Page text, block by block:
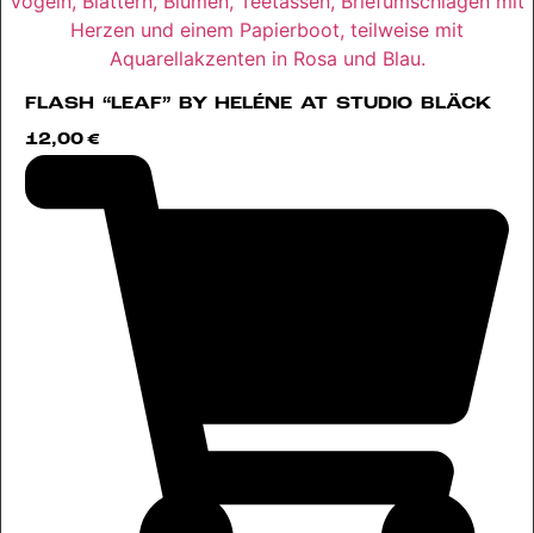
FLASH “LEAF” BY HELÉNE AT STUDIO BLÄCK
12,00 €